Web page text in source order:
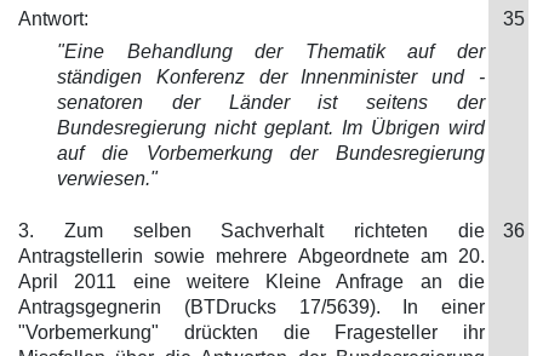
Antwort:
35
"Eine Behandlung der Thematik auf der
ständigen Konferenz der Innenminister und -
senatoren der Länder ist seitens der
Bundesregierung nicht geplant. Im Übrigen wird
auf die Vorbemerkung der Bundesregierung
verwiesen."
3. Zum selben Sachverhalt richteten die
Antragstellerin sowie mehrere Abgeordnete am 20.
April 2011 eine weitere Kleine Anfrage an die
Antragsgegnerin (BTDrucks 17/5639). In einer
"Vorbemerkung" drückten die Fragesteller ihr
36